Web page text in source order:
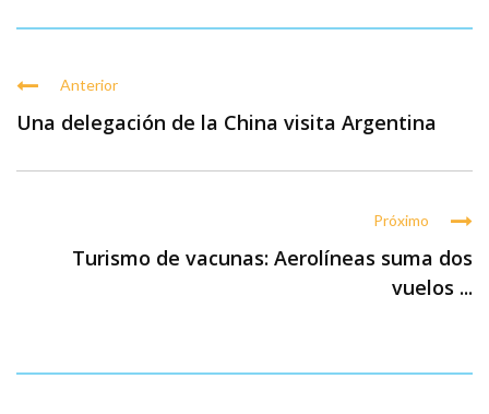
Anterior
Una delegación de la China visita Argentina
Próximo
Turismo de vacunas: Aerolíneas suma dos
vuelos ...